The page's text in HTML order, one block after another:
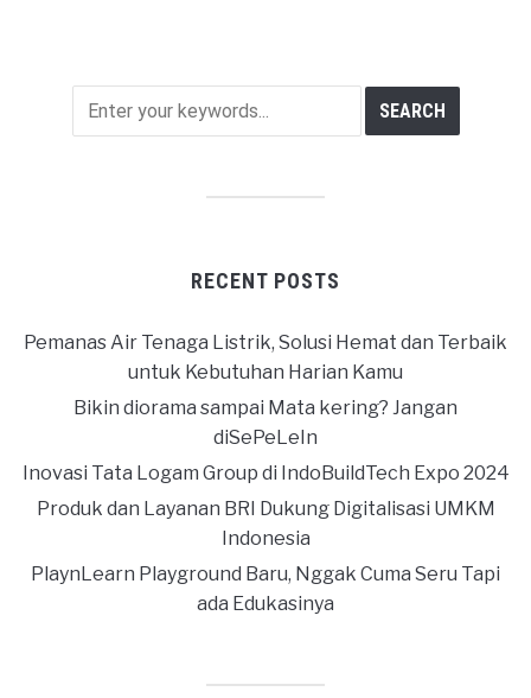
RECENT POSTS
Pemanas Air Tenaga Listrik, Solusi Hemat dan Terbaik
untuk Kebutuhan Harian Kamu
Bikin diorama sampai Mata kering? Jangan
diSePeLeIn
Inovasi Tata Logam Group di IndoBuildTech Expo 2024
Produk dan Layanan BRI Dukung Digitalisasi UMKM
Indonesia
PlaynLearn Playground Baru, Nggak Cuma Seru Tapi
ada Edukasinya